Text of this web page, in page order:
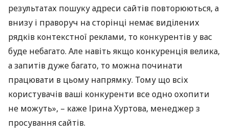
результатах пошуку адреси сайтів повторюються, а
внизу і праворуч на сторінці немає виділених
рядків контекстної реклами, то конкурентів у вас
буде небагато. Але навіть якщо конкуренція велика,
а запитів дуже багато, то можна починати
працювати в цьому напрямку. Тому що всіх
користувачів ваші конкуренти все одно охопити
не можуть», – каже Ірина Хуртова, менеджер з
просування сайтів.